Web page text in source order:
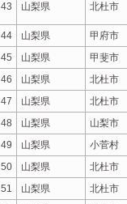
43 山梨県 北杜市
44 山梨県 甲府市
45
山梨県 甲斐市
46
山梨県 北杜市
47
山梨県 北杜市
48
山梨県 山梨市
49
山梨県 小菅村
50
山梨県 北杜市
51
山梨県 北杜市